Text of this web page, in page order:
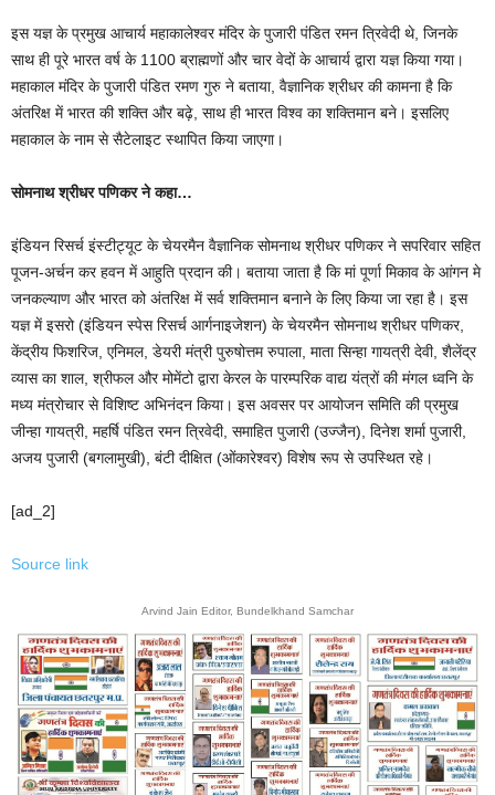
इस यज्ञ के प्रमुख आचार्य महाकालेश्वर मंदिर के पुजारी पंडित रमन त्रिवेदी थे, जिनके
साथ ही पूरे भारत वर्ष के 1100 ब्राह्मणों और चार वेदों के आचार्य द्वारा यज्ञ किया गया।
महाकाल मंदिर के पुजारी पंडित रमण गुरु ने बताया, वैज्ञानिक श्रीधर की कामना है कि
अंतरिक्ष में भारत की शक्ति और बढ़े, साथ ही भारत विश्व का शक्तिमान बने। इसलिए
महाकाल के नाम से सैटेलाइट स्थापित किया जाएगा।
सोमनाथ श्रीधर पणिकर ने कहा…
इंडियन रिसर्च इंस्टीट्यूट के चेयरमैन वैज्ञानिक सोमनाथ श्रीधर पणिकर ने सपरिवार सहित
पूजन-अर्चन कर हवन में आहुति प्रदान की। बताया जाता है कि मां पूर्णा मिकाव के आंगन मे
जनकल्याण और भारत को अंतरिक्ष में सर्व शक्तिमान बनाने के लिए किया जा रहा है। इस
यज्ञ में इसरो (इंडियन स्पेस रिसर्च आर्गनाइजेशन) के चेयरमैन सोमनाथ श्रीधर पणिकर,
केंद्रीय फिशरिज, एनिमल, डेयरी मंत्री पुरुषोत्तम रुपाला, माता सिन्हा गायत्री देवी, शैलेंद्र
व्यास का शाल, श्रीफल और मोमेंटो द्वारा केरल के पारम्परिक वाद्य यंत्रों की मंगल ध्वनि के
मध्य मंत्रोचार से विशिष्ट अभिनंदन किया। इस अवसर पर आयोजन समिति की प्रमुख
जीन्हा गायत्री, महर्षि पंडित रमन त्रिवेदी, समाहित पुजारी (उज्जैन), दिनेश शर्मा पुजारी,
अजय पुजारी (बगलामुखी), बंटी दीक्षित (ओंकारेश्वर) विशेष रूप से उपस्थित रहे।
[ad_2]
Source link
Arvind Jain Editor, Bundelkhand Samchar